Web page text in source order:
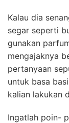
Kalau dia
segar seperti
gunakan
mengajaknya
pertanyaan
untuk basa
kalian lakukan
Ingatlah poin-